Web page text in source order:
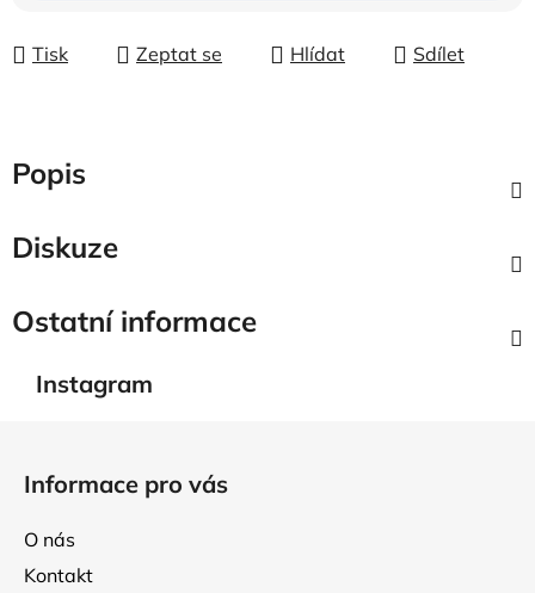
Tisk Zeptat se Hlídat Sdílet
Popis
Diskuze
Ostatní informace
Instagram
Informace pro vás
O nás
Kontakt